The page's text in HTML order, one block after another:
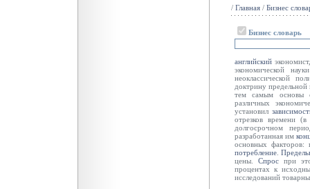
/ Главная / Бизнес
Бизнес словарь
английский
экономической
неоклассической
доктрину
тем самым основы
различных
установил
отрезков времени
долгосрочном
разработанная им
основных факторов:
потребление .
цены. Спроспри
процентах к
исследований